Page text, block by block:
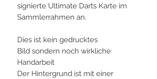
signierte Ultimate Darts Karte im
Sammlerrahmen an.
Dies ist kein gedrucktes
Bild sondern noch wirkliche
Handarbeit
Der Hintergrund ist mit einer